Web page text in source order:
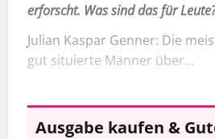
erforscht. Was sind das für
Julian Kaspar Genner: Die
gut situierte Männer über...
Ausgabe kaufen &